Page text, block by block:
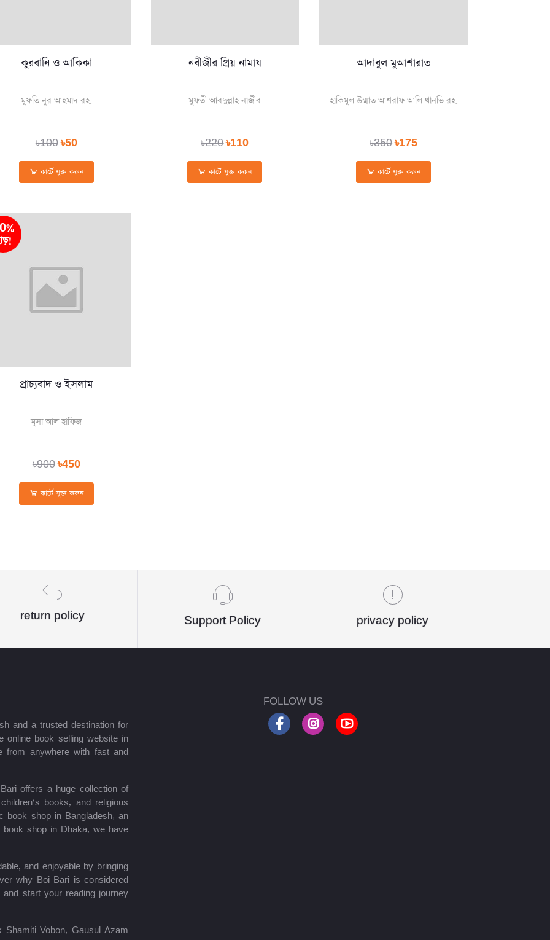
কুরবানি ও আকিকা
মুফতি নূর আহমাদ রহ.
৳100৳50
কার্টে যুক্ত করুন
নবীজীর প্রিয় নামায
মুফতী আবদুল্লাহ নাজীব
৳220৳110
কার্টে যুক্ত করুন
আদাবুল মুআশারাত
হাকিমুল উম্মাত আশরাফ আলি থানভি রহ.
৳350৳175
কার্টে যুক্ত করুন
প্রাচ্যবাদ ও ইসলাম
মুসা আল হাফিজ
৳900৳450
কার্টে যুক্ত করুন
return policy Support Policy privacy policy
and a trusted destination for
online book selling website in
from anywhere with fast and
offers a huge collection of
books, and religious
book shop in Bangladesh, an
shop in Dhaka, we have
and enjoyable by bringing
why Boi Bari is considered
start your reading journey
Shamiti Vobon, Gausul Azam
FOLLOW US